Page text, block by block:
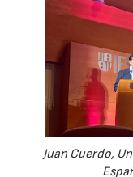
Juan Cuerdo,